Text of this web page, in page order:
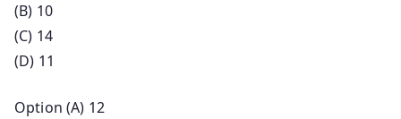
(B) 10
(C) 14
(D) 11
Option (A) 12